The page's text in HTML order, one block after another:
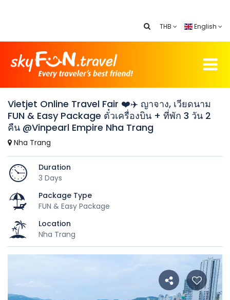
THB English
Vietjet Online Travel Fair ❤️✈️ ญาจาง, เวียดนาม
FUN & Easy Package ตั๋วเครื่องบิน + ที่พัก 3 วัน 2
คืน @Vinpearl Empire Nha Trang
Nha Trang
Duration
3 Days
Package Type
FUN & Easy Package
Location
Nha Trang